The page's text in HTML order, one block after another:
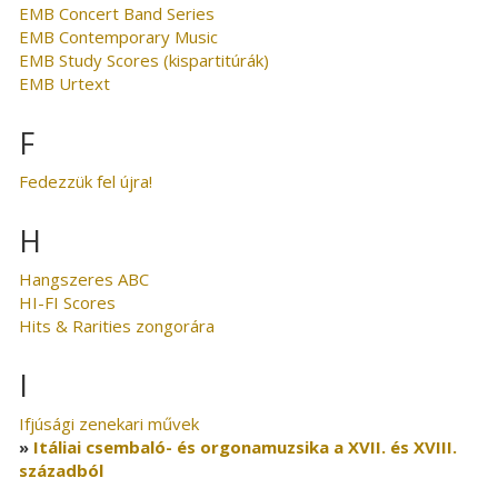
EMB Concert Band Series
EMB Contemporary Music
EMB Study Scores (kispartitúrák)
EMB Urtext
F
Fedezzük fel újra!
H
Hangszeres ABC
HI-FI Scores
Hits & Rarities zongorára
I
Ifjúsági zenekari művek
Itáliai csembaló- és orgonamuzsika a XVII. és XVIII.
századból